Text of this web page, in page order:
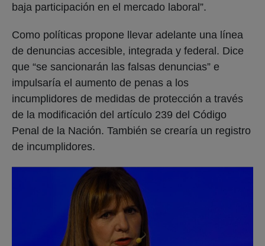
baja participación en el mercado laboral”.
Como políticas propone llevar adelante una línea
de denuncias accesible, integrada y federal. Dice
que “se sancionarán las falsas denuncias” e
impulsaría el aumento de penas a los
incumplidores de medidas de protección a través
de la modificación del artículo 239 del Código
Penal de la Nación. También se crearía un registro
de incumplidores.